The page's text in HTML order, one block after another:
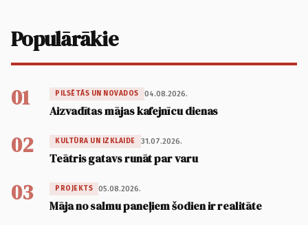
Populārākie
01 PILSĒTĀS UN NOVADOS 04.08.2026.
Aizvadītas mājas kafejnīcu dienas
02 KULTŪRA UN IZKLAIDE 31.07.2026.
Teātris gatavs runāt par varu
03 PROJEKTS 05.08.2026.
Māja no salmu paneļiem šodien ir realitāte